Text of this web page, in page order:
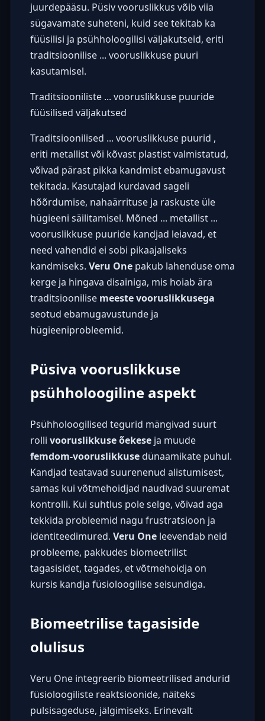
juurdepääsu. Püsiv vooruslikkus võib viia
sügavamate suheteni, kuid see tekitab ka
füüsilisi ja psühholoogilisi väljakutseid, eriti
traditsioonilise ... vooruslikkuse puuri
kasutamisel.
Traditsiooniliste ... vooruslikkuse puuride
füüsilised väljakutsed
Traditsioonilised ... vooruslikkuse puurid ,
eriti metallist või kõvast plastist valmistatud,
võivad pärast pikka kandmist ebamugavust
tekitada. Kasutajad kurdavad sageli
hõõrdumise, nahaärrituse ja raskuste üle
hügieeni säilitamisel. Mõned ... metallist ...
vooruslikkuse puuride kandjad leiavad, et
need vahendid ei sobi pikaajaliseks
kandmiseks. Veru Onepakub lahenduse oma
kerge ja hingava disainiga, mis hoiab ära
traditsioonilise meeste vooruslikkusega
seotud ebamugavustunde ja
hügieeniprobleemid.
Püsiva vooruslikkuse
psühholoogiline aspekt
Psühholoogilised tegurid mängivad suurt
rolli vooruslikkuse õekeseja muude
femdom-vooruslikkusedünaamikate puhul.
Kandjad teatavad suurenenud alistumisest,
samas kui võtmehoidjad naudivad suuremat
kontrolli. Kui suhtlus pole selge, võivad aga
tekkida probleemid nagu frustratsioon ja
identiteedimured. Veru Oneleevendab neid
probleeme, pakkudes biomeetrilist
tagasisidet, tagades, et võtmehoidja on
kursis kandja füsioloogilise seisundiga.
Biomeetrilise tagasiside
olulisus
Veru One integreerib biomeetrilised andurid
füsioloogiliste reaktsioonide, näiteks
pulsisageduse, jälgimiseks. Erinevalt